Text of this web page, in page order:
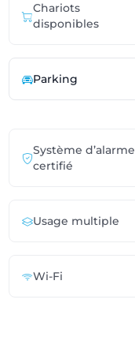
Chariots
disponibles
Parking
Système d’alarme
certifié
Usage multiple
Wi-Fi